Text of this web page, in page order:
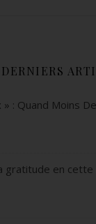
: Quand Moins
gratitude en cette